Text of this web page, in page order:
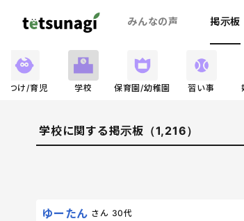
みんなの声 掲示板
しつけ/育児 学校 保育園/幼稚園 習い事
学校に関する掲示板（1,216）
ゆーたん さん 30代